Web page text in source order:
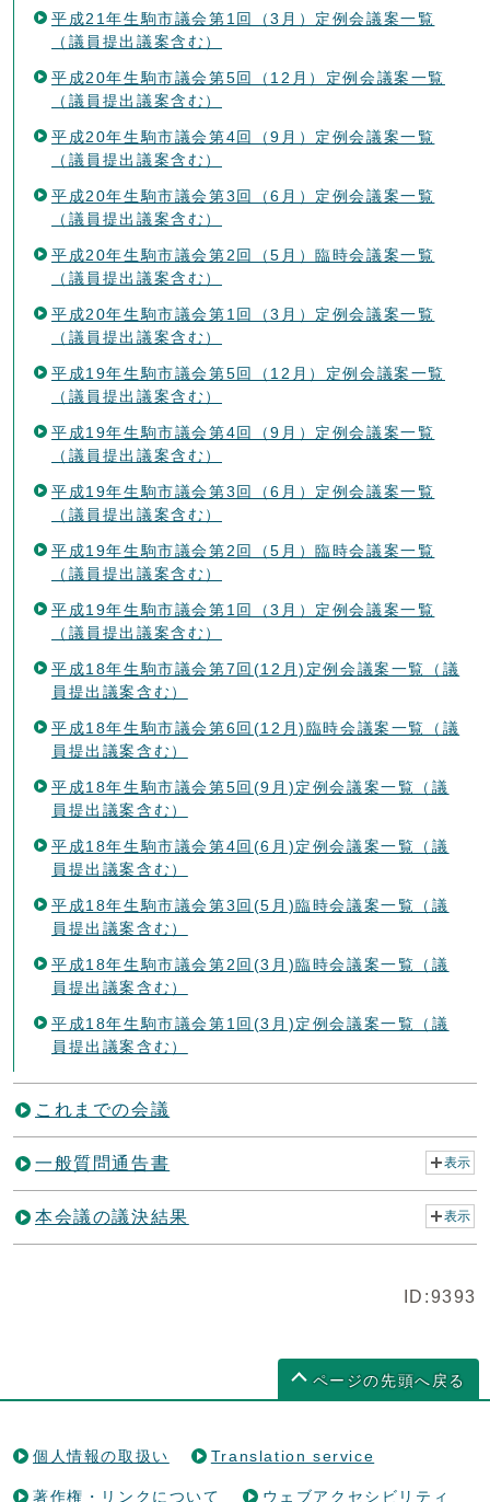
平成21年生駒市議会第1回（3月）定例会議案一覧
（議員提出議案含む）
平成20年生駒市議会第5回（12月）定例会議案一覧
（議員提出議案含む）
平成20年生駒市議会第4回（9月）定例会議案一覧
（議員提出議案含む）
平成20年生駒市議会第3回（6月）定例会議案一覧
（議員提出議案含む）
平成20年生駒市議会第2回（5月）臨時会議案一覧
（議員提出議案含む）
平成20年生駒市議会第1回（3月）定例会議案一覧
（議員提出議案含む）
平成19年生駒市議会第5回（12月）定例会議案一覧
（議員提出議案含む）
平成19年生駒市議会第4回（9月）定例会議案一覧
（議員提出議案含む）
平成19年生駒市議会第3回（6月）定例会議案一覧
（議員提出議案含む）
平成19年生駒市議会第2回（5月）臨時会議案一覧
（議員提出議案含む）
平成19年生駒市議会第1回（3月）定例会議案一覧
（議員提出議案含む）
平成18年生駒市議会第7回(12月)定例会議案一覧（議
員提出議案含む）
平成18年生駒市議会第6回(12月)臨時会議案一覧（議
員提出議案含む）
平成18年生駒市議会第5回(9月)定例会議案一覧（議
員提出議案含む）
平成18年生駒市議会第4回(6月)定例会議案一覧（議
員提出議案含む）
平成18年生駒市議会第3回(5月)臨時会議案一覧（議
員提出議案含む）
平成18年生駒市議会第2回(3月)臨時会議案一覧（議
員提出議案含む）
平成18年生駒市議会第1回(3月)定例会議案一覧（議
員提出議案含む）
これまでの会議
一般質問通告書 表示
本会議の議決結果 表示
ID:9393
ページの先頭へ戻る
個人情報の取扱い Translation service
著作権・リンクについて ウェブアクセシビリティ